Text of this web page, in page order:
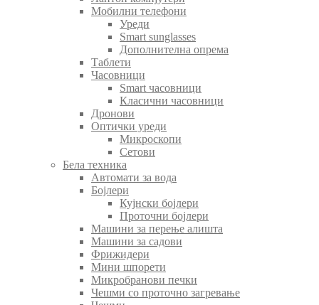
Мобилни телефони
Уреди
Smart sunglasses
Дополнителна опрема
Таблети
Часовници
Smart часовници
Класични часовници
Дронови
Оптички уреди
Микроскопи
Сетови
Бела техника
Автомати за вода
Бојлери
Кујнски бојлери
Проточни бојлери
Машини за перење алишта
Машини за садови
Фрижидери
Мини шпорети
Микробранови печки
Чешми со проточно загревање